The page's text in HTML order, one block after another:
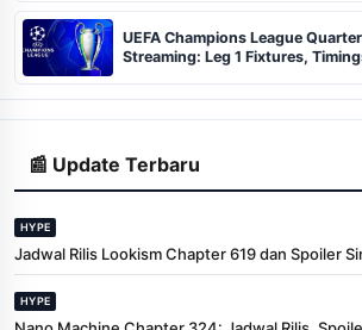
UEFA Champions League
Streaming: Leg 1 Fixtures,
📰 Update Terbaru
HYPE
Jadwal Rilis Lookism Chapter 619 dan Spoiler
HYPE